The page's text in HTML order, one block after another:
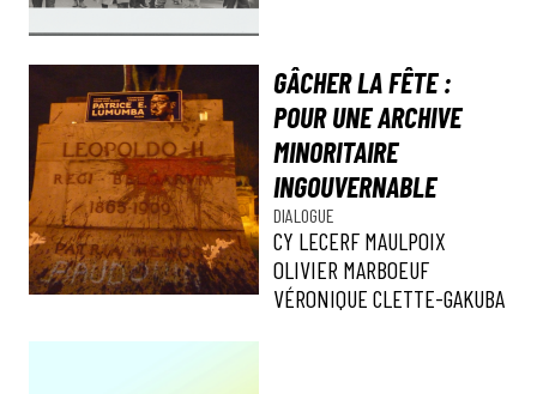
GÂCHER LA FÊTE :
POUR UNE ARCHIVE
MINORITAIRE
INGOUVERNABLE
DIALOGUE
CY LECERF MAULPOIX
OLIVIER MARBOEUF
VÉRONIQUE CLETTE-GAKUBA